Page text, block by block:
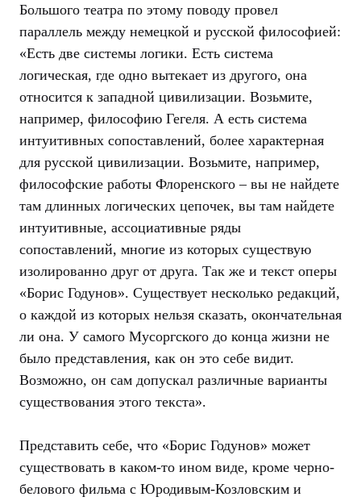
Большого театра по этому поводу провел
параллель между немецкой и русской философией:
«Есть две системы логики. Есть система
логическая, где одно вытекает из другого, она
относится к западной цивилизации. Возьмите,
например, философию Гегеля. А есть система
интуитивных сопоставлений, более характерная
для русской цивилизации. Возьмите, например,
философские работы Флоренского – вы не найдете
там длинных логических цепочек, вы там найдете
интуитивные, ассоциативные ряды
сопоставлений, многие из которых существую
изолированно друг от друга. Так же и текст оперы
«Борис Годунов». Существует несколько редакций,
о каждой из которых нельзя сказать, окончательная
ли она. У самого Мусоргского до конца жизни не
было представления, как он это себе видит.
Возможно, он сам допускал различные варианты
существования этого текста».
Представить себе, что «Борис Годунов» может
существовать в каком-то ином виде, кроме черно-
белового фильма с Юродивым-Козловским и